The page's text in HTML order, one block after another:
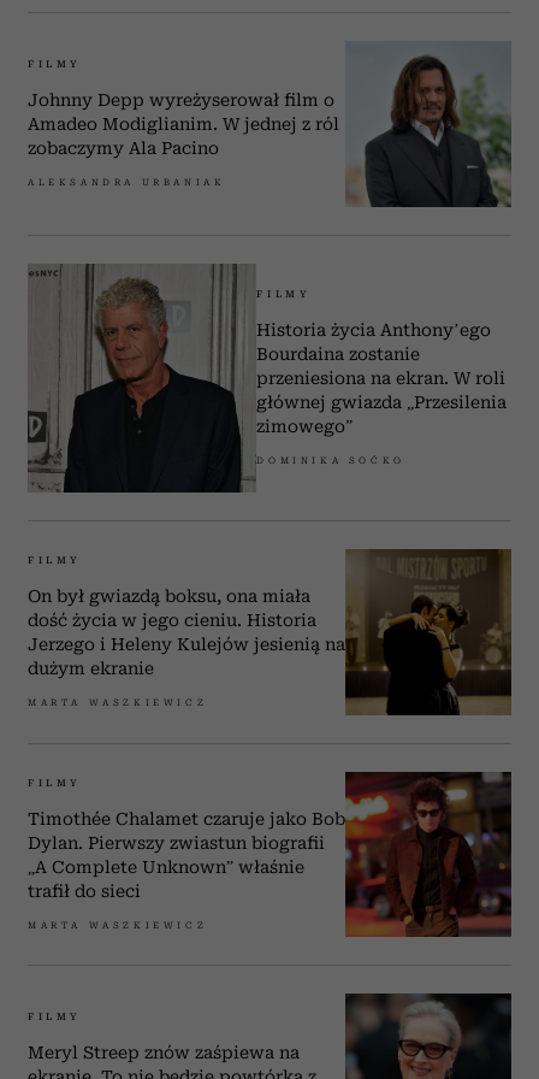
FILMY
Johnny Depp wyreżyserował film o
Amadeo Modiglianim. W jednej z ról
zobaczymy Ala Pacino
ALEKSANDRA URBANIAK
FILMY
Historia życia Anthony’ego
Bourdaina zostanie
przeniesiona na ekran. W roli
głównej gwiazda „Przesilenia
zimowego”
DOMINIKA SOĆKO
FILMY
On był gwiazdą boksu, ona miała
dość życia w jego cieniu. Historia
Jerzego i Heleny Kulejów jesienią na
dużym ekranie
MARTA WASZKIEWICZ
FILMY
Timothée Chalamet czaruje jako Bob
Dylan. Pierwszy zwiastun biografii
„A Complete Unknown” właśnie
trafił do sieci
MARTA WASZKIEWICZ
FILMY
Meryl Streep znów zaśpiewa na